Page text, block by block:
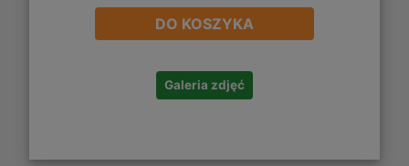
DO KOSZYKA
Galeria zdjęć